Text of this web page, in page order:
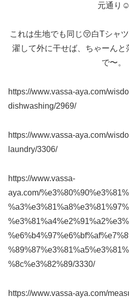
元通り☺️
これは生地でも同じ😚白Tシャ
濯して外に干せば、ちゃーん
で〜。
https://www.vassa-aya.com/
dishwashing/2969/
https://www.vassa-aya.com/
laundry/3306/
https://www.vassa-
aya.com/
%8c%e3%82%89/3330/
https://www.vassa-aya.com/